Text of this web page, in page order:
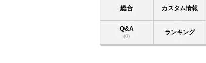
総合 カスタム情報
Q&A
(0) ランキング